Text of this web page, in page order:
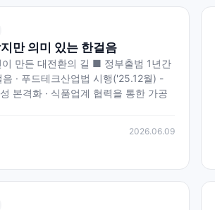
만 의미 있는 한걸음
만든 대전환의 길 ■ 정부출범 1년간
· 푸드테크산업법 시행('25.12월) -
본격화 · 식품업계 협력을 통한 가공
2026.06.09